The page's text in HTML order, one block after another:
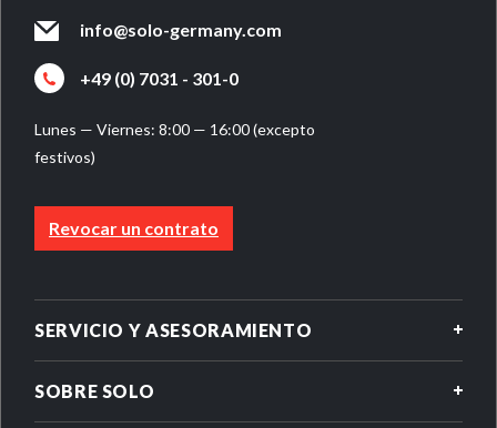
info@solo-germany.com
+49 (0) 7031 - 301-0
Lunes — Viernes: 8:00 — 16:00 (excepto
festivos)
Revocar un contrato
SERVICIO Y ASESORAMIENTO
SOBRE SOLO